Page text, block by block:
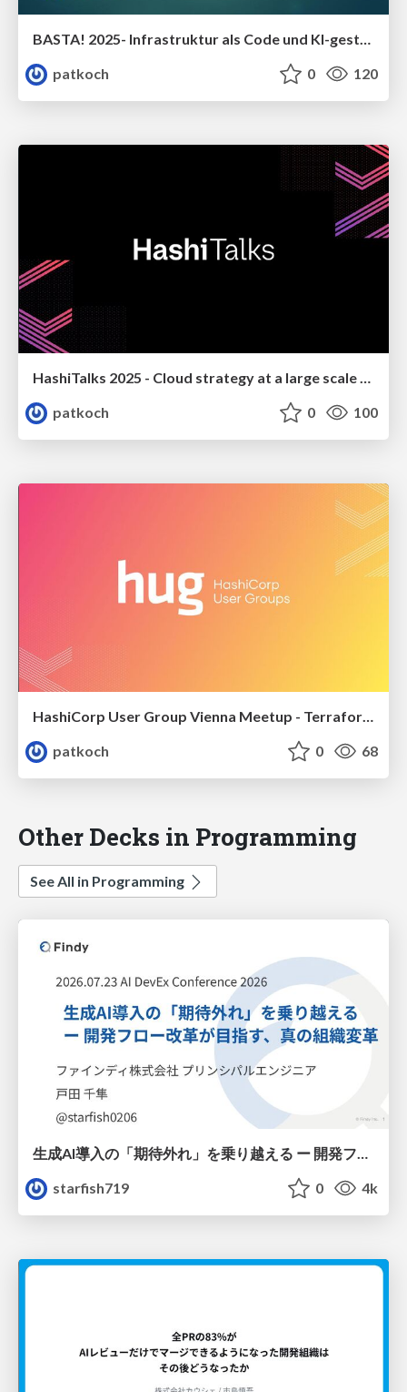
patkoch
0 120
HashiTalks 2025 - Cloud strategy at a large scale automotive company: The next phase of our cloud adoption journey
patkoch
0 100
HashiCorp User Group Vienna Meetup - Terraform on Azure - How to deploy an OpenAI Service with a GPT-4 model on Azure using GitHub Actions
patkoch
0 68
Other Decks in Programming
See All in Programming
starfish719
0 4k